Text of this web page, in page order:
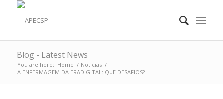
Blog - Latest News
You are here: Home / Notícias /
A ENFERMAGEM DA ERADIGITAL: QUE DESAFIOS?